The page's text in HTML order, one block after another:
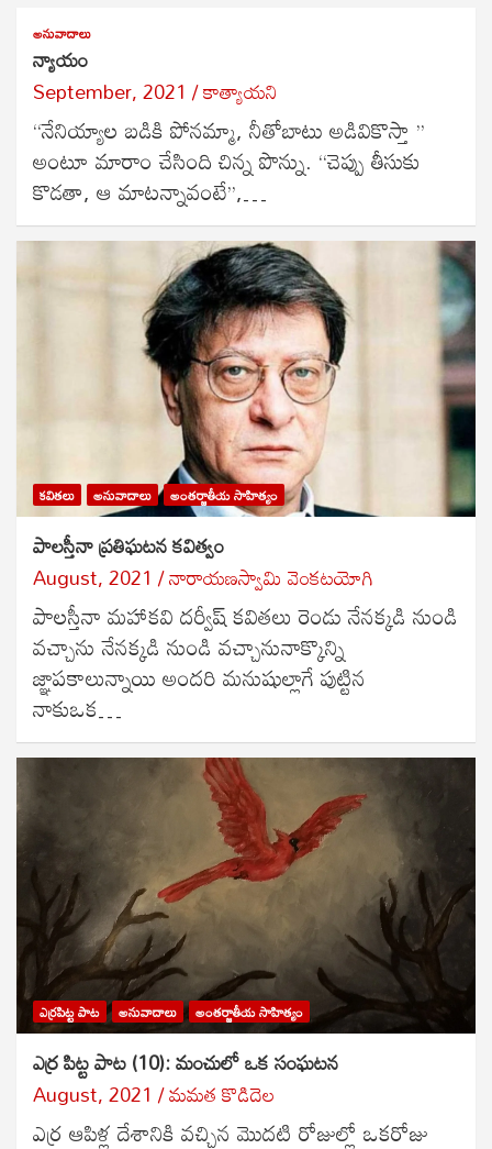
అనువాదాలు
న్యాయం
September, 2021 కాత్యాయని
“నేనియ్యాల బడికి పోనమ్మా, నీతోబాటు అడివికొస్తా ’’
అంటూ మారాం చేసింది చిన్న పొన్ను. “చెప్పు తీసుకు
కొడతా, ఆ మాటన్నావంటే’’,…
కవితలు అనువాదాలు అంతర్జాతీయ సాహిత్యం
పాలస్తీనా ప్రతిఘటన కవిత్వం
August, 2021 నారాయణస్వామి వెంకటయోగి
పాలస్తీనా మహాకవి దర్వీష్ కవితలు రెండు నేనక్కడి నుండి
వచ్చాను నేనక్కడి నుండి వచ్చానునాక్కొన్ని
జ్ఞాపకాలున్నాయి అందరి మనుషుల్లాగే పుట్టిన
నాకుఒక…
ఎర్రపిట్ట పాట అనువాదాలు అంతర్జాతీయ సాహిత్యం
ఎర్ర పిట్ట పాట (10): మంచులో ఒక సంఘటన
August, 2021 మమత కొడిదెల
ఎర్ర ఆపిళ్ల దేశానికి వచ్చిన మొదటి రోజుల్లో ఒకరోజు